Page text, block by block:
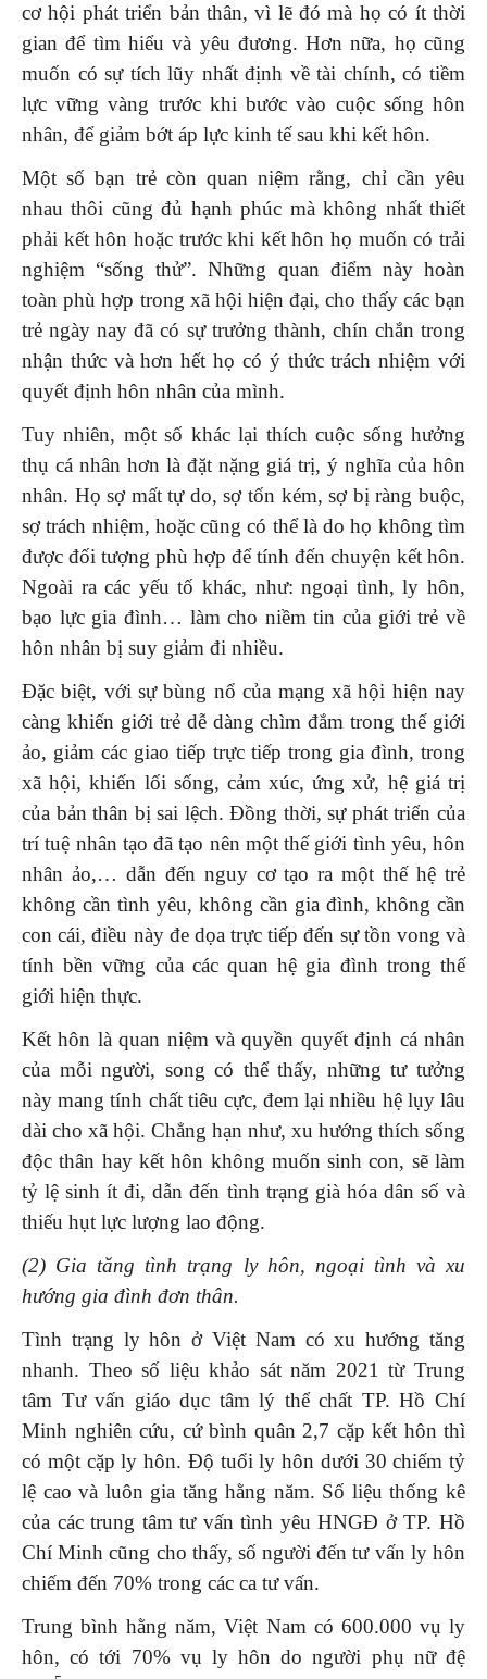
cơ hội phát triển bản thân, vì lẽ đó mà họ có ít thời
gian để tìm hiểu và yêu đương. Hơn nữa, họ cũng
muốn có sự tích lũy nhất định về tài chính, có tiềm
lực vững vàng trước khi bước vào cuộc sống hôn
nhân, để giảm bớt áp lực kinh tế sau khi kết hôn.
Một số bạn trẻ còn quan niệm rằng, chỉ cần yêu
nhau thôi cũng đủ hạnh phúc mà không nhất thiết
phải kết hôn hoặc trước khi kết hôn họ muốn có trải
nghiệm “sống thử”. Những quan điểm này hoàn
toàn phù hợp trong xã hội hiện đại, cho thấy các bạn
trẻ ngày nay đã có sự trưởng thành, chín chắn trong
nhận thức và hơn hết họ có ý thức trách nhiệm với
quyết định hôn nhân của mình.
Tuy nhiên, một số khác lại thích cuộc sống hưởng
thụ cá nhân hơn là đặt nặng giá trị, ý nghĩa của hôn
nhân. Họ sợ mất tự do, sợ tốn kém, sợ bị ràng buộc,
sợ trách nhiệm, hoặc cũng có thể là do họ không tìm
được đối tượng phù hợp để tính đến chuyện kết hôn.
Ngoài ra các yếu tố khác, như: ngoại tình, ly hôn,
bạo lực gia đình… làm cho niềm tin của giới trẻ về
hôn nhân bị suy giảm đi nhiều.
Đặc biệt, với sự bùng nổ của mạng xã hội hiện nay
càng khiến giới trẻ dễ dàng chìm đắm trong thế giới
ảo, giảm các giao tiếp trực tiếp trong gia đình, trong
xã hội, khiến lối sống, cảm xúc, ứng xử, hệ giá trị
của bản thân bị sai lệch. Đồng thời, sự phát triển của
trí tuệ nhân tạo đã tạo nên một thế giới tình yêu, hôn
nhân ảo,… dẫn đến nguy cơ tạo ra một thế hệ trẻ
không cần tình yêu, không cần gia đình, không cần
con cái, điều này đe dọa trực tiếp đến sự tồn vong và
tính bền vững của các quan hệ gia đình trong thế
giới hiện thực.
Kết hôn là quan niệm và quyền quyết định cá nhân
của mỗi người, song có thể thấy, những tư tưởng
này mang tính chất tiêu cực, đem lại nhiều hệ lụy lâu
dài cho xã hội. Chẳng hạn như, xu hướng thích sống
độc thân hay kết hôn không muốn sinh con, sẽ làm
tỷ lệ sinh ít đi, dẫn đến tình trạng già hóa dân số và
thiếu hụt lực lượng lao động.
(2) Gia tăng tình trạng ly hôn, ngoại tình và xu
hướng gia đình đơn thân.
Tình trạng ly hôn ở Việt Nam có xu hướng tăng
nhanh. Theo số liệu khảo sát năm 2021 từ Trung
tâm Tư vấn giáo dục tâm lý thể chất TP. Hồ Chí
Minh nghiên cứu, cứ bình quân 2,7 cặp kết hôn thì
có một cặp ly hôn. Độ tuổi ly hôn dưới 30 chiếm tỷ
lệ cao và luôn gia tăng hằng năm. Số liệu thống kê
của các trung tâm tư vấn tình yêu HNGĐ ở TP. Hồ
Chí Minh cũng cho thấy, số người đến tư vấn ly hôn
chiếm đến 70% trong các ca tư vấn.
Trung bình hằng năm, Việt Nam có 600.000 vụ ly
hôn, có tới 70% vụ ly hôn do người phụ nữ đệ